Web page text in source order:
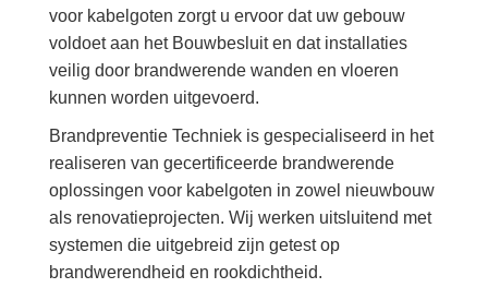
voor kabelgoten zorgt u ervoor dat uw gebouw
voldoet aan het Bouwbesluit en dat installaties
veilig door brandwerende wanden en vloeren
kunnen worden uitgevoerd.
Brandpreventie Techniek is gespecialiseerd in het
realiseren van gecertificeerde brandwerende
oplossingen voor kabelgoten in zowel nieuwbouw
als renovatieprojecten. Wij werken uitsluitend met
systemen die uitgebreid zijn getest op
brandwerendheid en rookdichtheid.